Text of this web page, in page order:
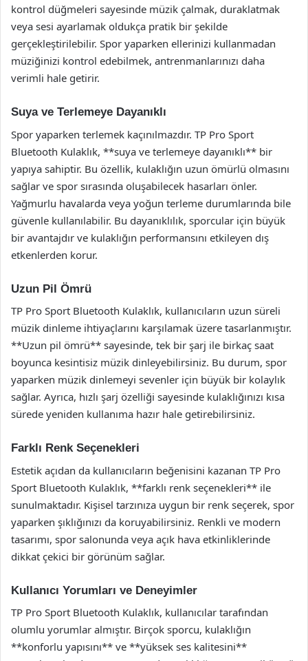
kontrol düğmeleri sayesinde müzik çalmak, duraklatmak
veya sesi ayarlamak oldukça pratik bir şekilde
gerçekleştirilebilir. Spor yaparken ellerinizi kullanmadan
müziğinizi kontrol edebilmek, antrenmanlarınızı daha
verimli hale getirir.
Suya ve Terlemeye Dayanıklı
Spor yaparken terlemek kaçınılmazdır. TP Pro Sport
Bluetooth Kulaklık, **suya ve terlemeye dayanıklı** bir
yapıya sahiptir. Bu özellik, kulaklığın uzun ömürlü olmasını
sağlar ve spor sırasında oluşabilecek hasarları önler.
Yağmurlu havalarda veya yoğun terleme durumlarında bile
güvenle kullanılabilir. Bu dayanıklılık, sporcular için büyük
bir avantajdır ve kulaklığın performansını etkileyen dış
etkenlerden korur.
Uzun Pil Ömrü
TP Pro Sport Bluetooth Kulaklık, kullanıcıların uzun süreli
müzik dinleme ihtiyaçlarını karşılamak üzere tasarlanmıştır.
**Uzun pil ömrü** sayesinde, tek bir şarj ile birkaç saat
boyunca kesintisiz müzik dinleyebilirsiniz. Bu durum, spor
yaparken müzik dinlemeyi sevenler için büyük bir kolaylık
sağlar. Ayrıca, hızlı şarj özelliği sayesinde kulaklığınızı kısa
sürede yeniden kullanıma hazır hale getirebilirsiniz.
Farklı Renk Seçenekleri
Estetik açıdan da kullanıcıların beğenisini kazanan TP Pro
Sport Bluetooth Kulaklık, **farklı renk seçenekleri** ile
sunulmaktadır. Kişisel tarzınıza uygun bir renk seçerek, spor
yaparken şıklığınızı da koruyabilirsiniz. Renkli ve modern
tasarımı, spor salonunda veya açık hava etkinliklerinde
dikkat çekici bir görünüm sağlar.
Kullanıcı Yorumları ve Deneyimler
TP Pro Sport Bluetooth Kulaklık, kullanıcılar tarafından
olumlu yorumlar almıştır. Birçok sporcu, kulaklığın
**konforlu yapısını** ve **yüksek ses kalitesini**